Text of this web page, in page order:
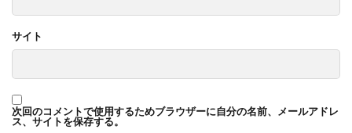
サイト
次回のコメントで使用するためブラウザーに自分の名前、メールアドレ
ス、サイトを保存する。